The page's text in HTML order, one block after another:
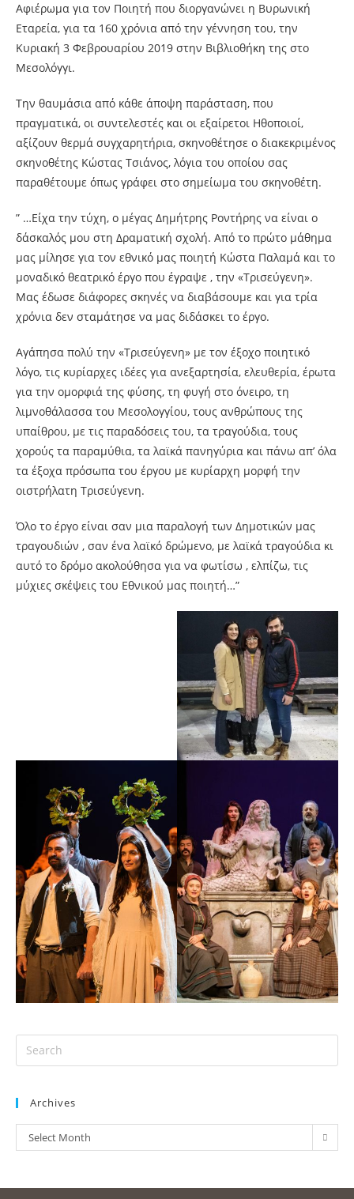
Αφιέρωμα για τον Ποιητή που διοργανώνει η Βυρωνική
Εταρεία, για τα 160 χρόνια από την γέννηση του, την
Κυριακή 3 Φεβρουαρίου 2019 στην Βιβλιοθήκη της στο
Μεσολόγγι.
Την θαυμάσια από κάθε άποψη παράσταση, που
πραγματικά, οι συντελεστές και οι εξαίρετοι Ηθοποιοί,
αξίζουν θερμά συγχαρητήρια, σκηνοθέτησε ο διακεκριμένος
σκηνοθέτης Κώστας Τσιάνος, λόγια του οποίου σας
παραθέτουμε όπως γράφει στο σημείωμα του σκηνοθέτη.
” …Είχα την τύχη, ο μέγας Δημήτρης Ροντήρης να είναι ο
δάσκαλός μου στη Δραματική σχολή. Από το πρώτο μάθημα
μας μίλησε για τον εθνικό μας ποιητή Κώστα Παλαμά και το
μοναδικό θεατρικό έργο που έγραψε , την «Τρισεύγενη».
Μας έδωσε διάφορες σκηνές να διαβάσουμε και για τρία
χρόνια δεν σταμάτησε να μας διδάσκει το έργο.
Αγάπησα πολύ την «Τρισεύγενη» με τον έξοχο ποιητικό
λόγο, τις κυρίαρχες ιδέες για ανεξαρτησία, ελευθερία, έρωτα
για την ομορφιά της φύσης, τη φυγή στο όνειρο, τη
λιμνοθάλασσα του Μεσολογγίου, τους ανθρώπους της
υπαίθρου, με τις παραδόσεις του, τα τραγούδια, τους
χορούς τα παραμύθια, τα λαϊκά πανηγύρια και πάνω απ’ όλα
τα έξοχα πρόσωπα του έργου με κυρίαρχη μορφή την
οιστρήλατη Τρισεύγενη.
Όλο το έργο είναι σαν μια παραλογή των Δημοτικών μας
τραγουδιών , σαν ένα λαϊκό δρώμενο, με λαϊκά τραγούδια κι
αυτό το δρόμο ακολούθησα για να φωτίσω , ελπίζω, τις
μύχιες σκέψεις του Εθνικού μας ποιητή…”
Archives
Select Month